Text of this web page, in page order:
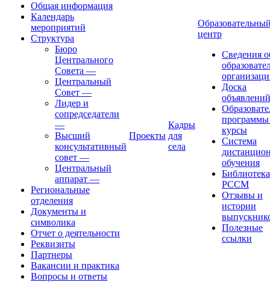
Общая информация
Календарь
мероприятий
Структура
Бюро
Центрального
Совета —
Центральный
Совет —
Лидер и
сопредседатели
—
Высший
консультативный
совет —
Центральный
аппарат —
Региональные
отделения
Документы и
символика
Отчет о деятельности
Реквизиты
Партнеры
Вакансии и практика
Вопросы и ответы
Проекты
Кадры
для
села
центр
Сведения
Доска
объявлений
курсы
Система
обучения
Библиотека
РССМ
Отзывы и
истории
Полезные
ссылки